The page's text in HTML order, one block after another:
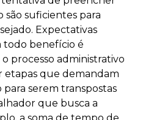
suficientes para
Expectativas
todo benefício é
processo administrativo
que demandam
serem transpostas
que busca a